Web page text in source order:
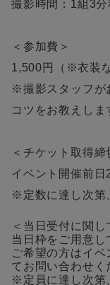
撮影時間：1組3分
＜参加費＞
1,500円（※衣装な
※撮影スタッフが
コツをお教えしま
＜チケット取得締
イベント開催前
※定数に達し次第
＜当日受付に関し
当日枠をご用意し
ご希望の方はイ
てお問い合わせく
※定員に達し次第